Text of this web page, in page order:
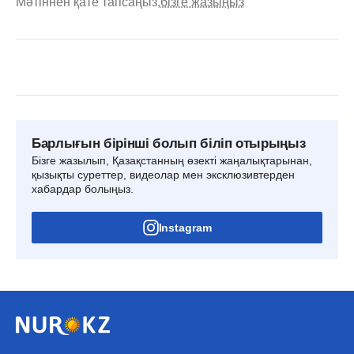
Барлығын бірінші болып біліп отырыңыз
Бізге жазылып, Қазақстанның өзекті жаңалықтарынан,
қызықты суреттер, видеолар мен эксклюзивтерден
хабардар болыңыз.
Instagram